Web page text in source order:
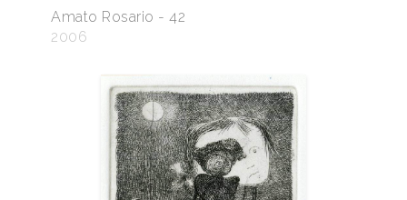
Amato Rosario - 42
2006